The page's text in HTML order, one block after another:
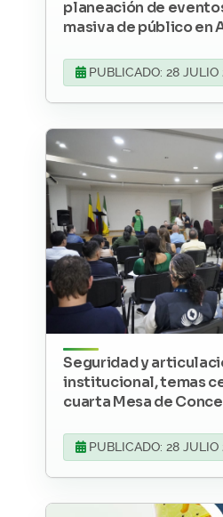
planeación de
masiva de público en
PUBLICADO: 28 JULIO
Seguridad y
institucional, temas
cuarta Mesa de
PUBLICADO: 28 JULIO